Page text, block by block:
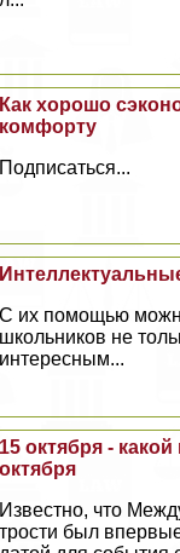
Как хорошо
комфорту
Подписаться...
С их помощью
школьников не
интересным...
15 октября -
октября
Известно, что
трости был